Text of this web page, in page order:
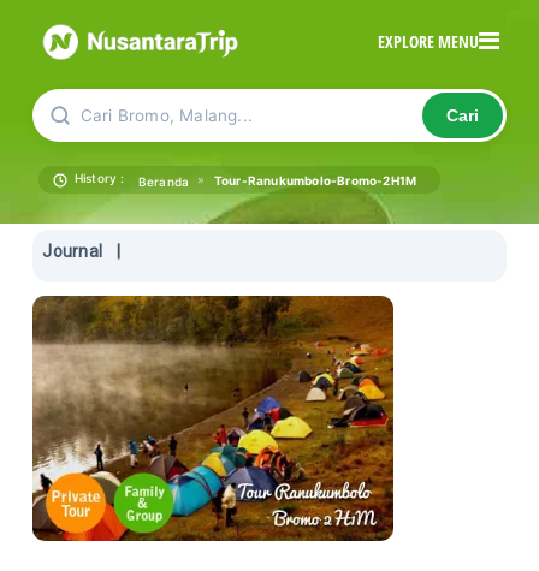
EXPLORE MENU
Cari Bromo, Malang... Cari
History : Beranda » Tour-Ranukumbolo-Bromo-2H1M
Journal